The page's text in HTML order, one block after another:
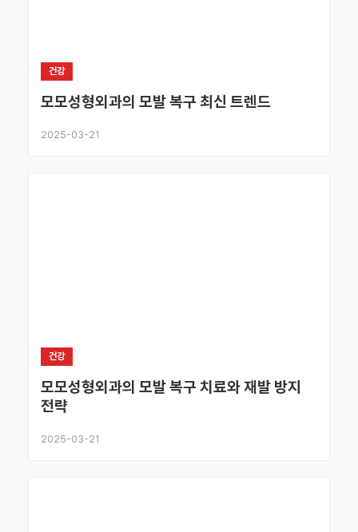
건강
모모성형외과의 모발 복구 최신 트렌드
2025-03-21
건강
모모성형외과의 모발 복구 치료와 재발 방지
전략
2025-03-21